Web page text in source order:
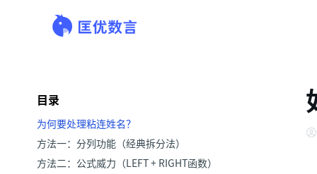
目录
为何要处理粘连姓名？
方法一：分列功能（经典拆分法）
方法二：公式威力（LEFT + RIGHT函数）